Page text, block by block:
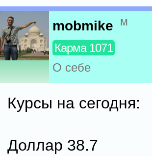
mobmike м
Карма 1071
О себе
Курсы на сегодня:
Доллар 38.7